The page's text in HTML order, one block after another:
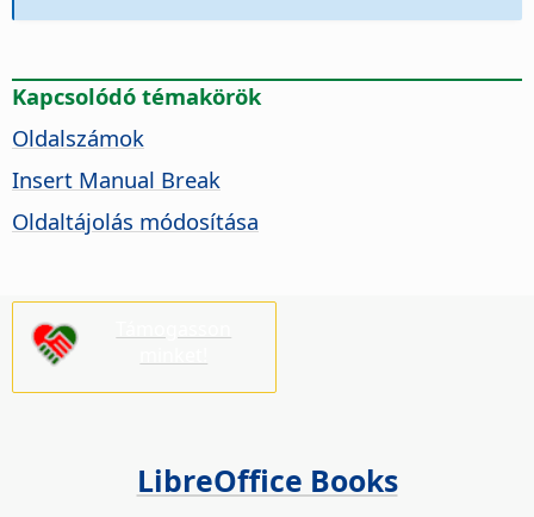
Kapcsolódó témakörök
Oldalszámok
Insert Manual Break
Oldaltájolás módosítása
LibreOffice Books